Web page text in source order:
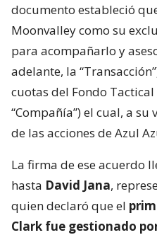
documento estableció
Moonvalley como su
para acompañarlo y
adelante, la
cuotas del Fondo
“Compañía”) el cual, a su
de las acciones de Azul
La firma de ese acuerdo
hasta David Jana,
quien declaró que el
Clark fue gestionado